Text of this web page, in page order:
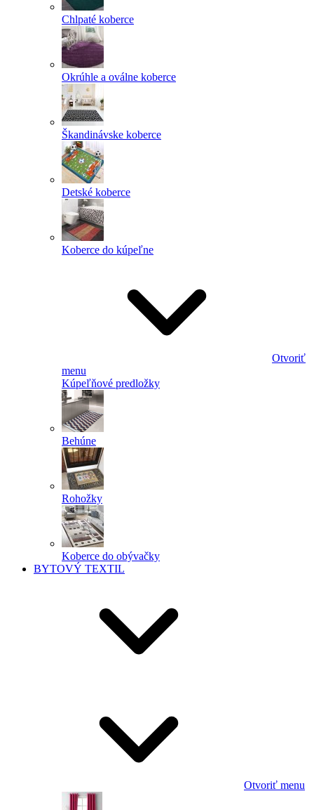
Chlpaté koberce
Okrúhle a oválne koberce
Škandinávske koberce
Detské koberce
Koberce do kúpeľne
Otvoriť
menu
Kúpeľňové predložky
Behúne
Rohožky
Koberce do obývačky
BYTOVÝ TEXTIL
Otvoriť menu